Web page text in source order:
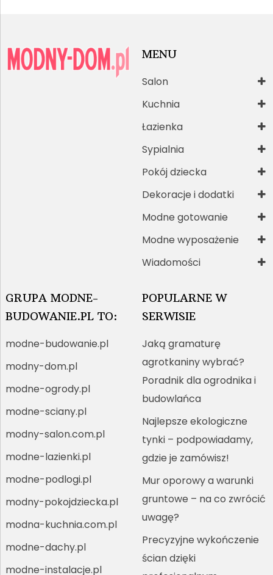
MENU
Salon
Kuchnia
Łazienka
Sypialnia
Pokój dziecka
Dekoracje i dodatki
Modne gotowanie
Modne wyposażenie
Wiadomości
GRUPA MODNE-
BUDOWANIE.PL TO:
modne-budowanie.pl
modny-dom.pl
modne-ogrody.pl
modne-sciany.pl
modny-salon.com.pl
modne-lazienki.pl
modne-podlogi.pl
modny-pokojdziecka.pl
modna-kuchnia.com.pl
modne-dachy.pl
modne-instalacje.pl
POPULARNE W
SERWISIE
Jaką gramaturę
agrotkaniny wybrać?
Poradnik dla ogrodnika i
budowlańca
Najlepsze ekologiczne
tynki – podpowiadamy,
gdzie je zamówisz!
Mur oporowy a warunki
gruntowe – na co zwrócić
uwagę?
Precyzyjne wykończenie
ścian dzięki